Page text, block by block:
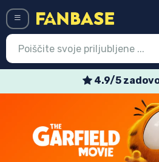
4.9/5
Najnovejsi izdelki